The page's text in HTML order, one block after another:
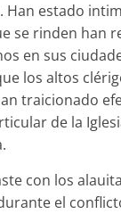
Han estado
se rinden han
en sus
los altos
traicionado
de la
con los
el